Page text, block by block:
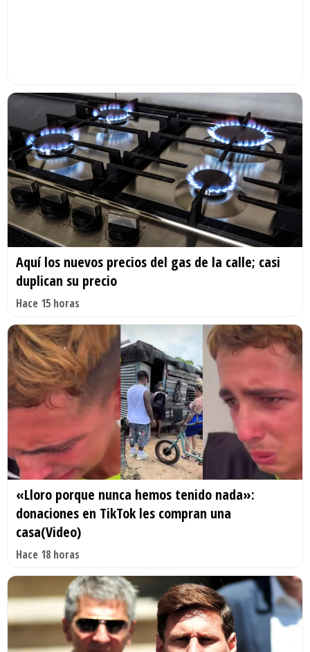
Aquí los nuevos precios del gas de la calle; casi
duplican su precio
Hace 15 horas
«Lloro porque nunca hemos tenido nada»:
donaciones en TikTok les compran una
casa(Video)
Hace 18 horas